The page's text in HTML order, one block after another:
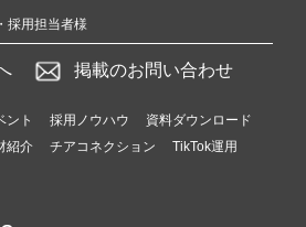
採用担当者様
掲載のお問い合わせ
ント 採用ノウハウ
資料ダウンロード
紹介 チアコネクション
TikTok運用